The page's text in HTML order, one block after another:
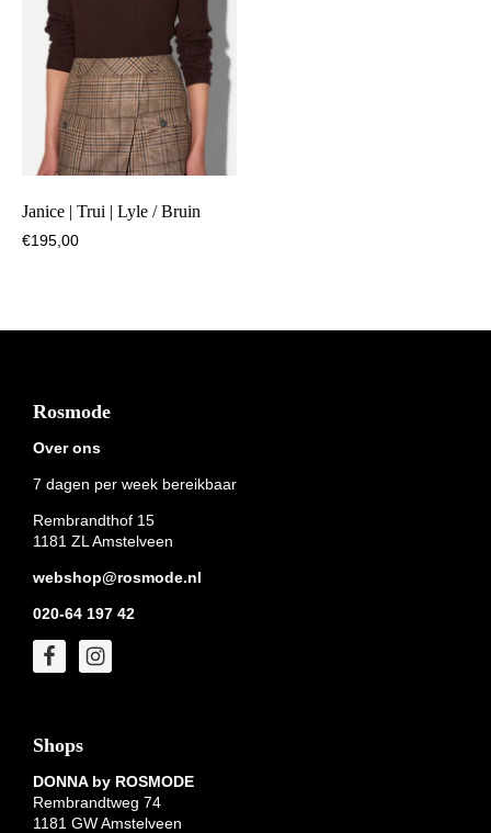
Janice | Trui | Lyle / Bruin
€195,00
Footer
Rosmode
Over ons
7 dagen per week bereikbaar
Rembrandthof 15
1181 ZL Amstelveen
webshop@rosmode.nl
020-64 197 42
Shops
DONNA by ROSMODE
Rembrandtweg 74
1181 GW Amstelveen